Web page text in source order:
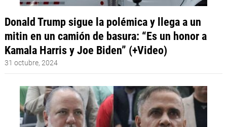
Donald Trump sigue la polémica y llega a un
mitin en un camión de basura: “Es un honor a
Kamala Harris y Joe Biden” (+Video)
31 octubre, 2024